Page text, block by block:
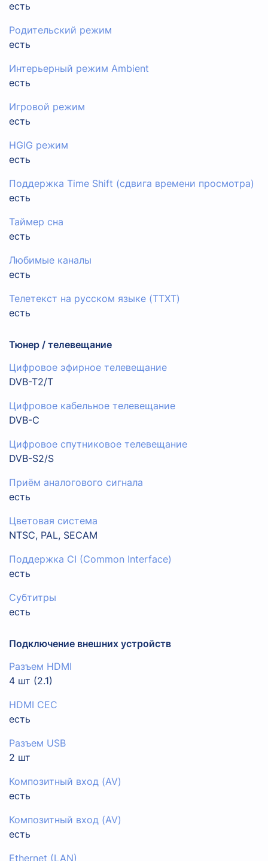
есть
Родительский режим
есть
Интерьерный режим Ambient
есть
Игровой режим
есть
HGIG режим
есть
Поддержка Time Shift (сдвига времени просмотра)
есть
Таймер сна
есть
Любимые каналы
есть
Телетекст на русском языке (TTXT)
есть
Тюнер / телевещание
Цифровое эфирное телевещание
DVB-T2/T
Цифровое кабельное телевещание
DVB-C
Цифровое спутниковое телевещание
DVB-S2/S
Приём аналогового сигнала
есть
Цветовая система
NTSC, PAL, SECAM
Поддержка CI (Common Interface)
есть
Субтитры
есть
Подключение внешних устройств
Разъем HDMI
4 шт (2.1)
HDMI CEC
есть
Разъем USB
2 шт
Композитный вход (AV)
есть
Композитный вход (AV)
есть
Ethernet (LAN)